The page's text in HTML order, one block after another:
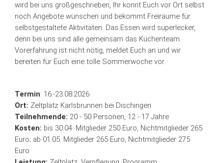
wird bei uns großgeschrieben, Ihr könnt Euch vor Ort selbst
noch Angebote wünschen und bekommt Freiräume für
selbstgestaltete Aktivitäten. Das Essen wird superlecker,
denn bei uns sind alle gemeinsam das Küchenteam.
Vorerfahrung ist nicht nötig, meldet Euch an und wir
bereiten für Euch eine tolle Sommerwoche vor.
Termin: 16.-23.08.2026
Ort: Zeltplatz Karlsbrunnen bei Dischingen
Teilnehmende: 20 - 50 Personen, 12 - 17 Jahre
Kosten: bis 30.04. Mitglieder 250 Euro, Nichtmitglieder 265
Euro; ab 01.05. Mitglieder 265 Euro, Nichtmitglieder 275
Euro